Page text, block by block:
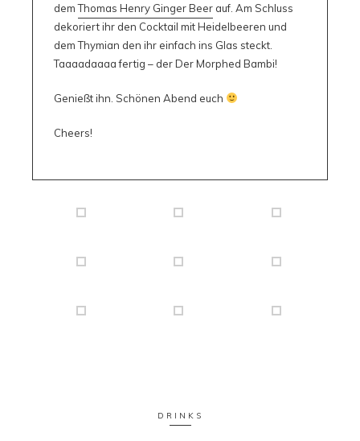
dem Thomas Henry Ginger Beerauf. Am Schluss
dekoriert ihr den Cocktail mit Heidelbeeren und
dem Thymian den ihr einfach ins Glas steckt.
Taaaadaaaa fertig – der Der Morphed Bambi!
Genießt ihn. Schönen Abend euch
Cheers!
DRINKS